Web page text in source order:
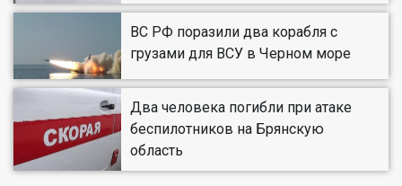
ВС РФ поразили два корабля с
грузами для ВСУ в Черном море
Два человека погибли при атаке
беспилотников на Брянскую
область